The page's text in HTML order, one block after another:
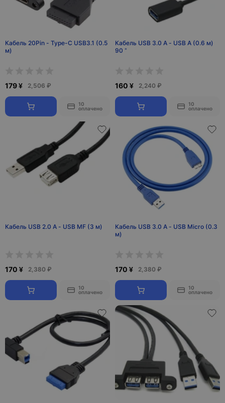
Кабель 20Pin - Type-C USB3.1 (0.5
м)
179 ¥ 2,506 ₽
10
оплачено
Кабель USB 3.0 A - USB A (0.6 м)
90 °
160 ¥ 2,240 ₽
10
оплачено
Кабель USB 2.0 A - USB MF (3 м)
170 ¥ 2,380 ₽
10
оплачено
Кабель USB 3.0 A - USB Micro (0.3
м)
170 ¥ 2,380 ₽
10
оплачено